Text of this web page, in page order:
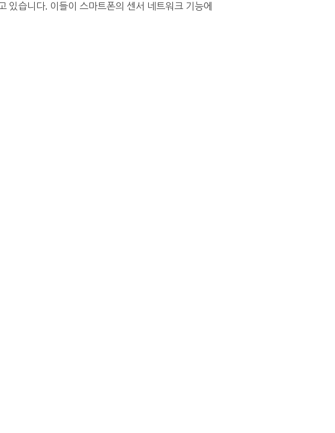
있습니다. 이들이 스마트폰의 센서 네트워크 기능에